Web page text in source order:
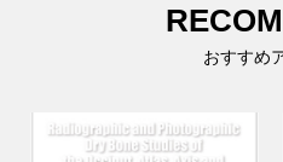
おすすめ